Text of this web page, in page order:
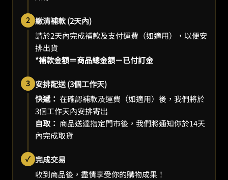
2 繳清補款 (2天內)
請於2天內完成補款及支付運費（如適用），以便安
排出貨
*補款金額＝商品總金額－已付訂金
3 安排配送 (3個工作天)
快遞： 在確認補款及運費（如適用）後，我們將於
3個工作天內安排寄出
自取： 商品送達指定門市後，我們將通知你於14天
內完成取貨
✓ 完成交易
收到商品後，盡情享受你的購物成果！